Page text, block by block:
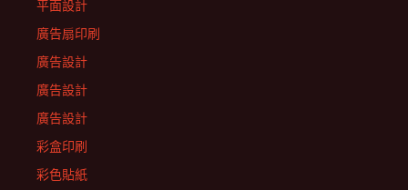
平面設計
廣告扇印刷
廣告設計
廣告設計
廣告設計
彩盒印刷
彩色貼紙